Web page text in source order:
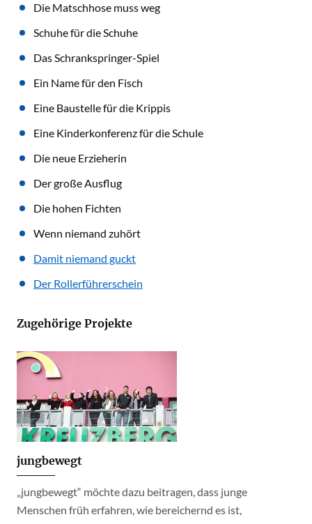
Die Matschhose muss weg
Schuhe für die Schuhe
Das Schrankspringer-Spiel
Ein Name für den Fisch
Eine Baustelle für die Krippis
Eine Kinderkonferenz für die Schule
Die neue Erzieherin
Der große Ausflug
Die hohen Fichten
Wenn niemand zuhört
Damit niemand guckt
Der Rollerführerschein
Zugehörige Projekte
jungbewegt
„jungbewegt“ möchte dazu beitragen, dass junge
Menschen früh erfahren, wie bereichernd es ist,